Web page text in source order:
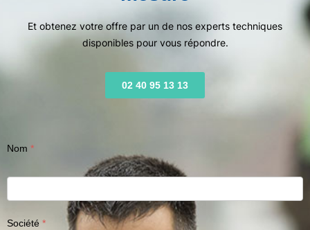
Et obtenez votre offre par un de nos experts techniques
disponibles pour vous répondre.
02 40 95 13 13
Nom
Société